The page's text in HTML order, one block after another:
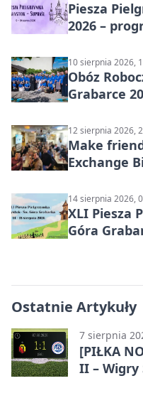
Piesza
2026 –
10 sierpnia 2026,
Obóz
Grabarce
12 sierpnia 2026,
Make
Exchange
14 sierpnia 2026,
XLI Piesza
Góra
Ostatnie Artykuły
7 sierpnia
[PIŁKA
II – Wigry